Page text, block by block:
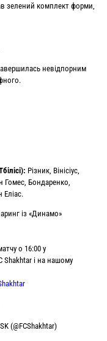
зелений комплект форми,
невідпорним
Різник, Вінісіус,
Гомес, Бондаренко,
Еліас.
із «Динамо»
о 16:00 у
Shakhtar і на нашому
(@FCShakhtar)